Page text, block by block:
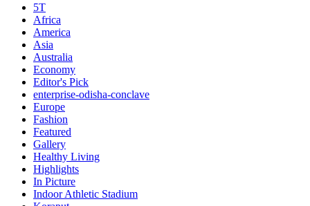
5T
Africa
America
Asia
Australia
Economy
Editor's Pick
enterprise-odisha-conclave
Europe
Fashion
Featured
Gallery
Healthy Living
Highlights
In Picture
Indoor Athletic Stadium